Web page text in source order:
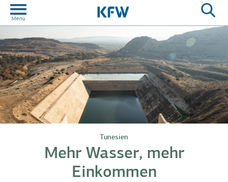
Tunesien
Mehr Wasser, mehr
Einkommen